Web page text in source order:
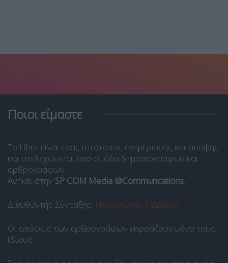
Ποιοι είμαστε
Το Libre είναι ένας ιστότοπος ενημέρωσης και άποψης
και στελεχώνεται από ομάδα δημοσιογράφων και
αρθρογράφων.
Ανήκει στην SP COM Media @Communcations.
Διευθυντής Σύνταξης: Παναγιώτης Ι. Δρίβας.
Οι απόψεις των αρθρογράφων εκφράζουν μόνο τους
ίδιους.